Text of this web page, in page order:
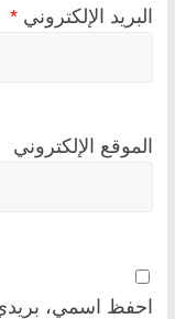
البريد الإلكتروني *
الموقع الإلكتروني
احفظ اسمي، بريدي